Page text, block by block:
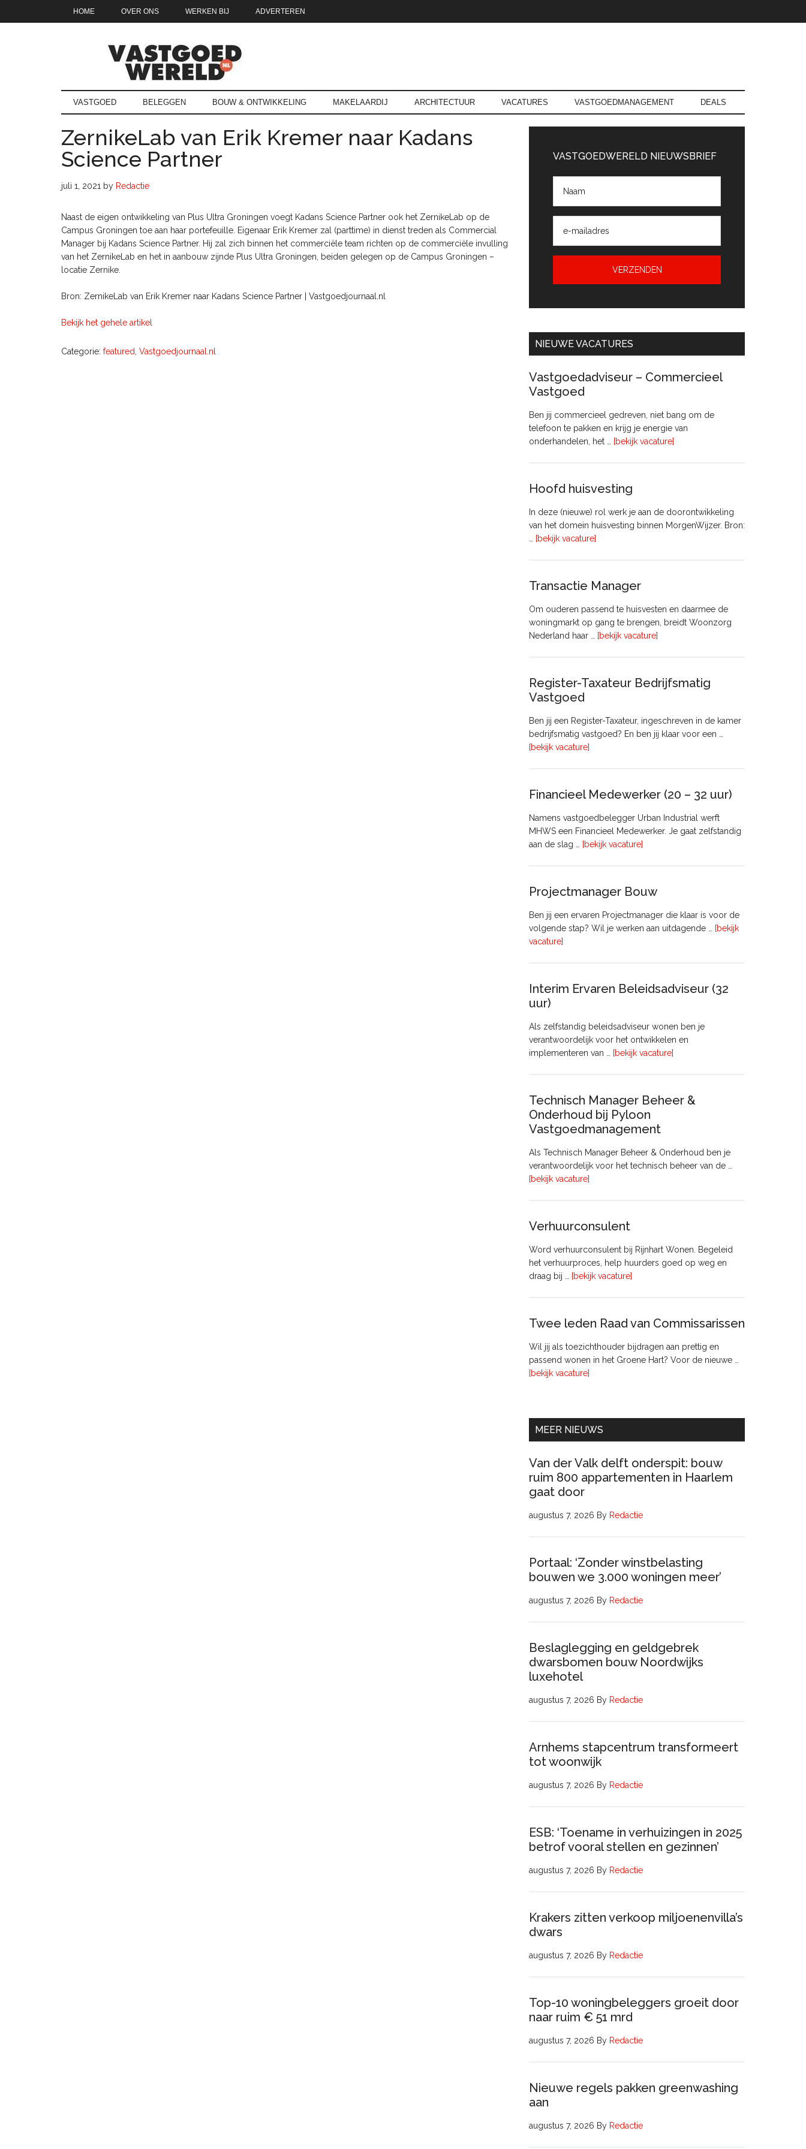
HOME OVER ONS WERKEN BIJ ADVERTEREN
Vastgoedwereld.nl
vastgoedwereld.nl
VASTGOED BELEGGEN BOUW & ONTWIKKELING MAKELAARDIJ ARCHITECTUUR VACATURES VASTGOEDMANAGEMENT DEALS
ZernikeLab van Erik Kremer naar Kadans
Science Partner
juli 1, 2021 by Redactie
Naast de eigen ontwikkeling van Plus Ultra Groningen voegt Kadans Science Partner ook het ZernikeLab op de
Campus Groningen toe aan haar portefeuille. Eigenaar Erik Kremer zal (parttime) in dienst treden als Commercial
Manager bij Kadans Science Partner. Hij zal zich binnen het commerciële team richten op de commerciële invulling
van het ZernikeLab en het in aanbouw zijnde Plus Ultra Groningen, beiden gelegen op de Campus Groningen –
locatie Zernike.
Bron: ZernikeLab van Erik Kremer naar Kadans Science Partner | Vastgoedjournaal.nl
Bekijk het gehele artikel
Categorie: featured Vastgoedjournaal.nl
Sidebar
VASTGOEDWERELD NIEUWSBRIEF
NIEUWE VACATURES
Vastgoedadviseur – Commercieel
Vastgoed
Ben jij commercieel gedreven, niet bang om de
telefoon te pakken en krijg je energie van
onderhandelen, het …
[bekijk vacature]
Hoofd huisvesting
In deze (nieuwe) rol werk je aan de doorontwikkeling
van het domein huisvesting binnen MorgenWijzer. Bron:
[bekijk vacature]
Transactie Manager
Om ouderen passend te huisvesten en daarmee de
woningmarkt op gang te brengen, breidt Woonzorg
Nederland haar …
[bekijk vacature]
Register-Taxateur Bedrijfsmatig
Vastgoed
Ben jij een Register-Taxateur, ingeschreven in de kamer
bedrijfsmatig vastgoed? En ben jij klaar voor een …
[bekijk vacature]
Financieel Medewerker (20 – 32 uur)
Namens vastgoedbelegger Urban Industrial werft
MHWS een Financieel Medewerker. Je gaat zelfstandig
aan de slag …
[bekijk vacature]
32
Projectmanager Bouw
Ben jij een ervaren Projectmanager die klaar is voor de
volgende stap? Wil je werken aan uitdagende …
[bekijk
vacature]
Interim Ervaren Beleidsadviseur (32
uur)
Als zelfstandig beleidsadviseur wonen ben je
verantwoordelijk voor het ontwikkelen en
implementeren van …
[bekijk vacature]
uur)
Technisch Manager Beheer &
Onderhoud bij Pyloon
Vastgoedmanagement
Als Technisch Manager Beheer & Onderhoud ben je
verantwoordelijk voor het technisch beheer van de …
[bekijk vacature]
Onderhoud
Pyloon
Vastgoedmanagement
Verhuurconsulent
Word verhuurconsulent bij Rijnhart Wonen. Begeleid
het verhuurproces, help huurders goed op weg en
draag bij …
[bekijk vacature]
Twee leden Raad van Commissarissen
Wil jij als toezichthouder bijdragen aan prettig en
passend wonen in het Groene Hart? Voor de nieuwe …
[bekijk vacature]
Commissarissen
MEER NIEUWS
Van der Valk delft onderspit: bouw
ruim 800 appartementen in Haarlem
gaat door
augustus 7, 2026 By Redactie
Portaal: ‘Zonder winstbelasting
bouwen we 3.000 woningen meer’
augustus 7, 2026 By Redactie
Beslaglegging en geldgebrek
dwarsbomen bouw Noordwijks
luxehotel
augustus 7, 2026 By Redactie
Arnhems stapcentrum transformeert
tot woonwijk
augustus 7, 2026 By Redactie
ESB: ‘Toename in verhuizingen in 2025
betrof vooral stellen en gezinnen’
augustus 7, 2026 By Redactie
Krakers zitten verkoop miljoenenvilla’s
dwars
augustus 7, 2026 By Redactie
Top-10 woningbeleggers groeit door
naar ruim € 51 mrd
augustus 7, 2026 By Redactie
Nieuwe regels pakken greenwashing
aan
augustus 7, 2026 By Redactie